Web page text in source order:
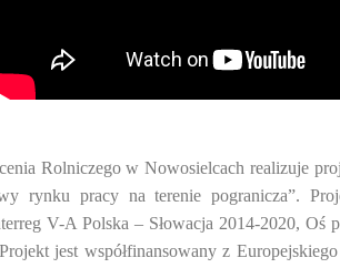
Rolniczego w Nowosielcach realizuje
rynku pracy na terenie pogranicza”.
V-A Polska – Słowacja 2014-2020,
jest współfinansowany z